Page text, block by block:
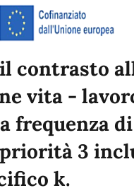
contrasto
vita -
frequenza
priorità 3
k.